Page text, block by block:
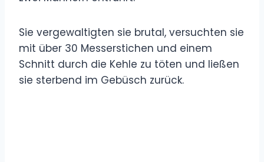
Sie vergewaltigten sie brutal, versuchten sie
mit über 30 Messerstichen und einem
Schnitt durch die Kehle zu töten und ließen
sie sterbend im Gebüsch zurück.